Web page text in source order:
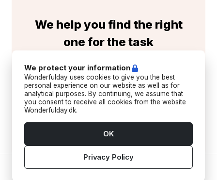
We help you find the right
one for the task
you find a great offer that suits your needs.
Easy and quick
Free and without obligation
Skilled suppliers across the country
We protect your information
Wonderfulday uses cookies to give you the best
personal experience on our website as well as for
analytical purposes. By continuing, we assume that
you consent to receive all cookies from the website
Wonderfulday.dk.
Privacy Policy
OK